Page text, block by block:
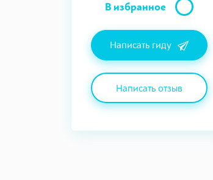
В избранное
Написать гиду
Написать отзыв